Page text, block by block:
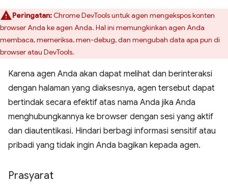
Peringatan:Chrome DevTools untuk agen mengekspos konten
browser Anda ke agen Anda. Hal ini memungkinkan agen Anda
membaca, memeriksa, men-debug, dan mengubah data apa pun di
browser atau DevTools.
Karena agen Anda akan dapat melihat dan berinteraksi
dengan halaman yang diaksesnya, agen tersebut dapat
bertindak secara efektif atas nama Anda jika Anda
menghubungkannya ke browser dengan sesi yang aktif
dan diautentikasi. Hindari berbagi informasi sensitif atau
pribadi yang tidak ingin Anda bagikan kepada agen.
Prasyarat